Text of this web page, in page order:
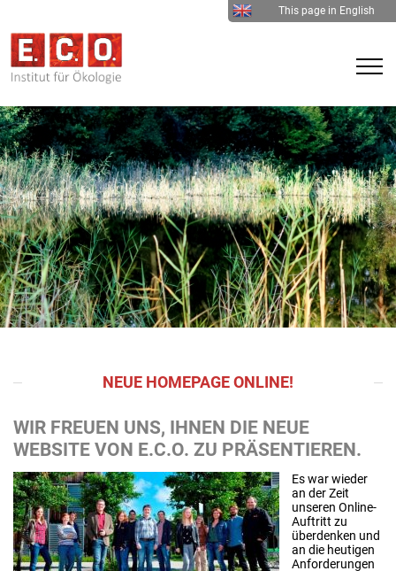
This page in English
NEUE HOMEPAGE ONLINE!
WIR FREUEN UNS, IHNEN DIE NEUE
WEBSITE VON E.C.O. ZU PRÄSENTIEREN.
Es war wieder
an der Zeit
unseren Online-
Auftritt zu
überdenken und
an die heutigen
Anforderungen